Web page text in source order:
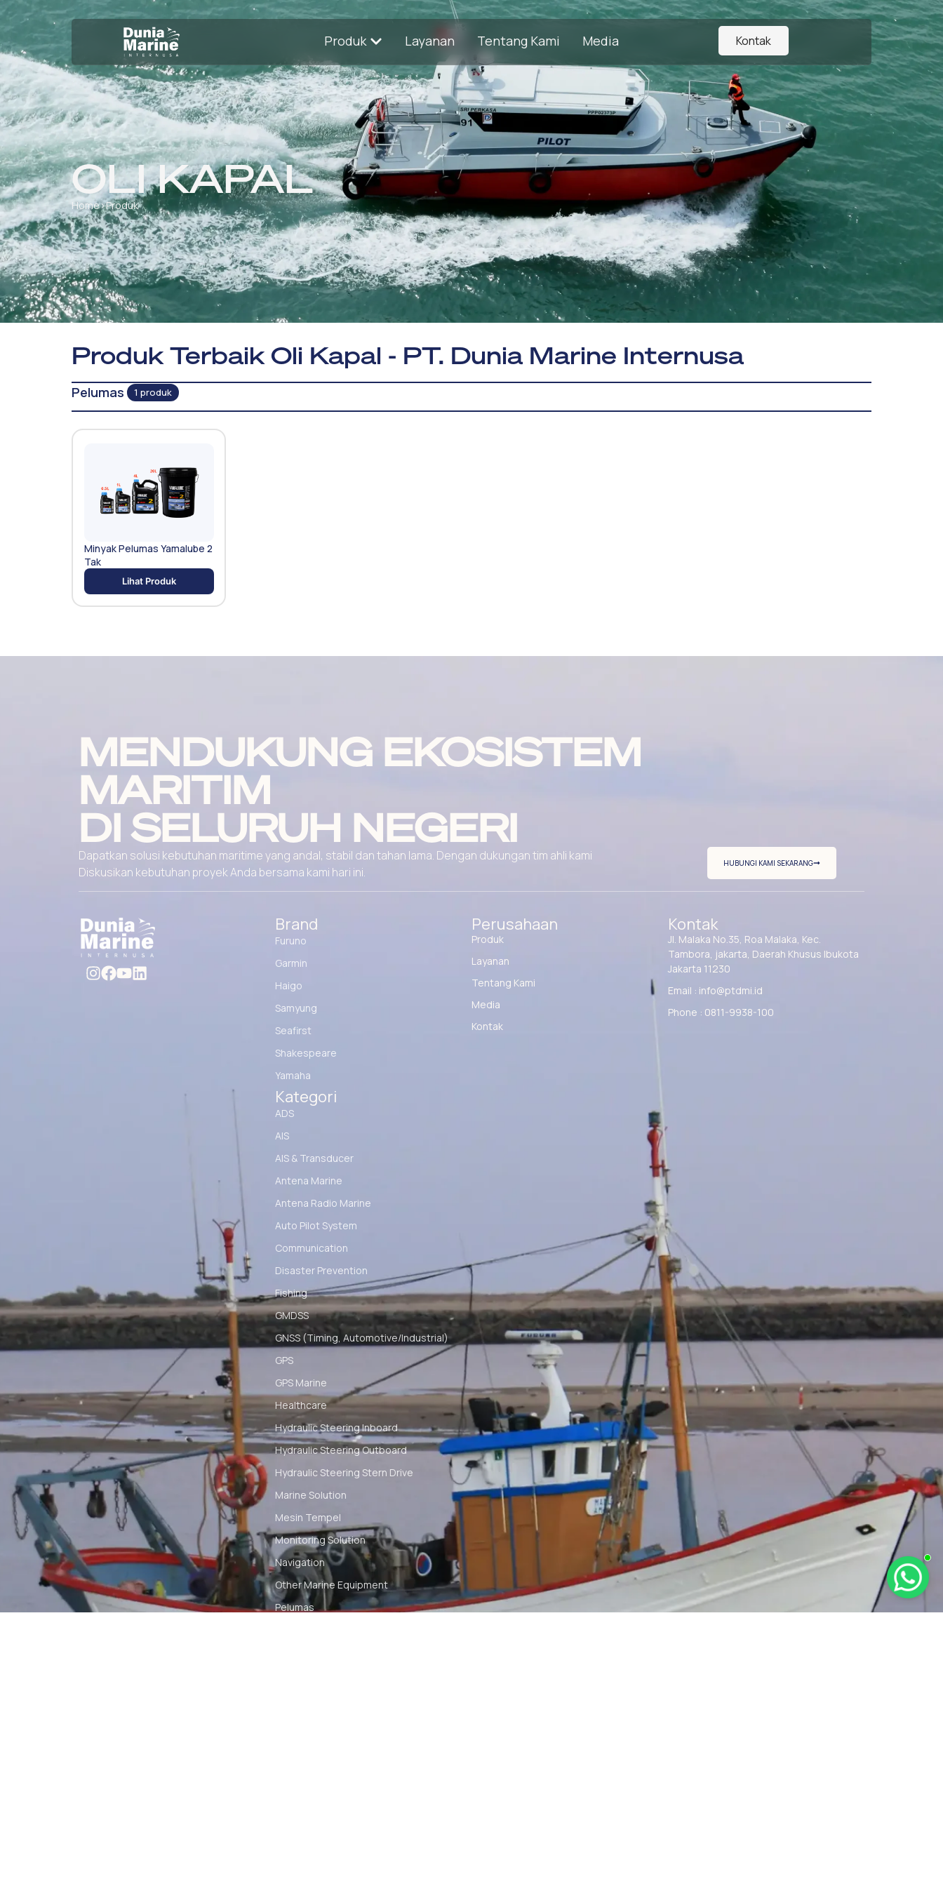
Produk Layanan Tentang Kami Media Kontak
OLI KAPAL
Home›Produk
Produk Terbaik Oli Kapal - PT. Dunia Marine Internusa
Pelumas 1 produk
Minyak Pelumas Yamalube 2
Tak
Lihat Produk
MENDUKUNG EKOSISTEM
MARITIM
DI SELURUH NEGERI
Dapatkan solusi kebutuhan maritime yang andal, stabil dan tahan lama. Dengan dukungan tim ahli kami
Diskusikan kebutuhan proyek Anda bersama kami hari ini.
HUBUNGI KAMI SEKARANG
Brand
Furuno
Garmin
Haigo
Samyung
Seafirst
Shakespeare
Yamaha
Kategori
ADS
AIS
AIS & Transducer
Antena Marine
Antena Radio Marine
Auto Pilot System
Communication
Disaster Prevention
Fishing
GMDSS
GNSS (Timing, Automotive/Industrial)
GPS
GPS Marine
Healthcare
Hydraulic Steering Inboard
Hydraulic Steering Outboard
Hydraulic Steering Stern Drive
Marine Solution
Mesin Tempel
Monitoring Solution
Navigation
Other Marine Equipment
Pelumas
Perusahaan
Produk
Layanan
Tentang Kami
Media
Kontak
Kontak
Jl. Malaka No.35, Roa Malaka, Kec.
Tambora, jakarta, Daerah Khusus Ibukota
Jakarta 11230
Email : info@ptdmi.id
Phone : 0811-9938-100